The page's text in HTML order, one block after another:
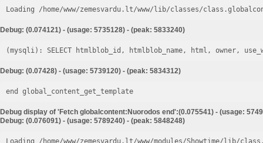
Loading /home/www/zemesvardu.lt/www/lib/classes/
Debug: (0.074121) - (usage: 5735128) - (peak: 5833240)
Debug: (0.07428) - (usage: 5739120) - (peak: 5834312)
end global_content_get_template
Debug display of 'Fetch globalcontent:Nuorodos end':(0.075541) - (usage:
Debug: (0.076091) - (usage: 5789240) - (peak: 5848248)
Loading /home/www/zemesvardu.lt/www/modules/Showtime/lib/